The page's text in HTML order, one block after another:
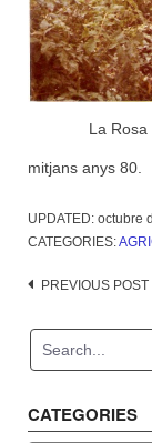
La Rosa
mitjans anys 80.
UPDATED: octubre
CATEGORIES:
Post
PREVIOUS POST
CATEGORIES